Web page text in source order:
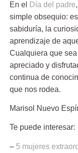
En el Día del padre
simple obsequio:
sabiduría, la
aprendizaje de
Cualquiera que
apreciado y
continua de
que nos rodea.
Marisol Nuevo
Te puede interesar:
– 5 mujeres